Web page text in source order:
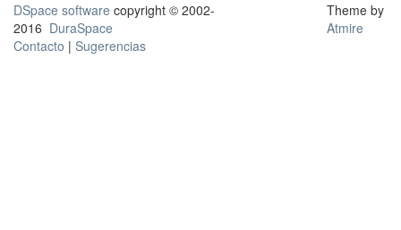
DSpace software copyright © 2002-
2016 DuraSpace
Contacto | Sugerencias
Theme by
Atmire